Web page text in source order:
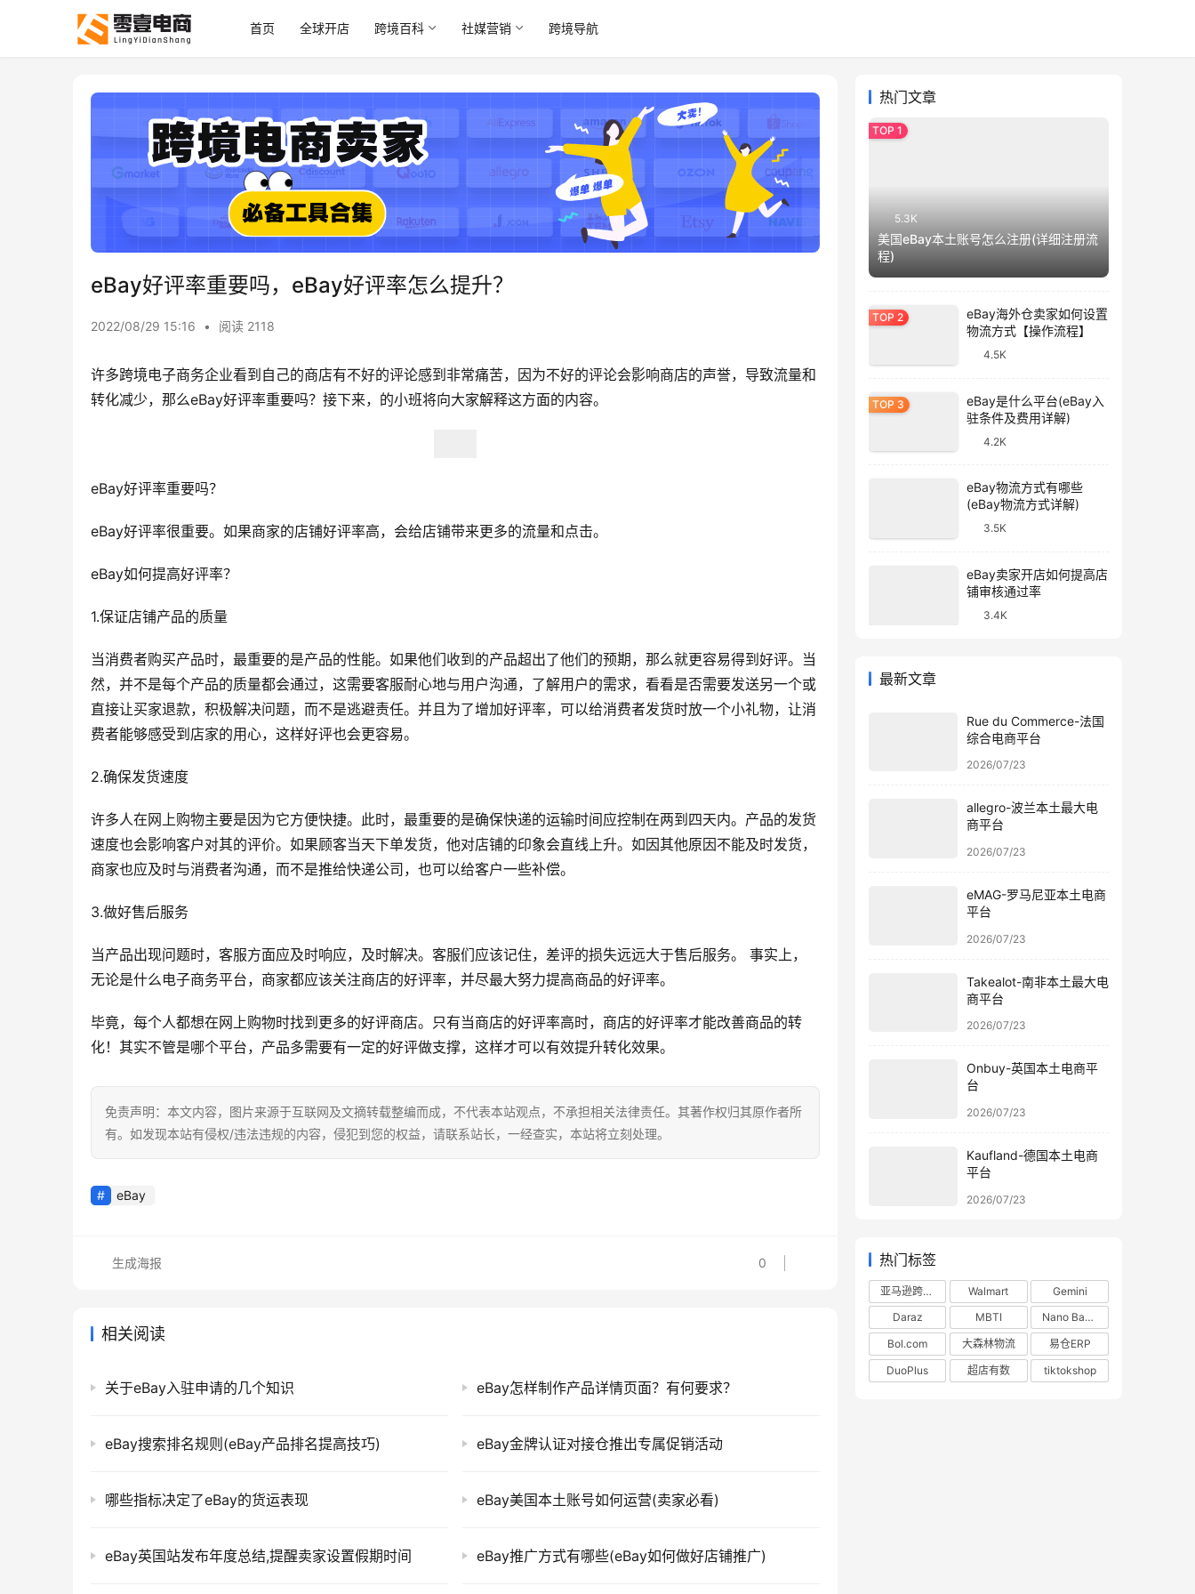
首页 全球开店 跨境百科 社媒营销 跨境导航
eBay好评率重要吗，eBay好评率怎么提升？
2022/08/29 15:16 • 阅读 2118
许多跨境电子商务企业看到自己的商店有不好的评论感到非常痛苦，因为不好的评论会影响商店的声誉，导致流量和
转化减少，那么eBay好评率重要吗？接下来，的小班将向大家解释这方面的内容。
eBay好评率重要吗？
eBay好评率很重要。如果商家的店铺好评率高，会给店铺带来更多的流量和点击。
eBay如何提高好评率？
1.保证店铺产品的质量
当消费者购买产品时，最重要的是产品的性能。如果他们收到的产品超出了他们的预期，那么就更容易得到好评。当
然，并不是每个产品的质量都会通过，这需要客服耐心地与用户沟通，了解用户的需求，看看是否需要发送另一个或
直接让买家退款，积极解决问题，而不是逃避责任。并且为了增加好评率，可以给消费者发货时放一个小礼物，让消
费者能够感受到店家的用心，这样好评也会更容易。
2.确保发货速度
许多人在网上购物主要是因为它方便快捷。此时，最重要的是确保快递的运输时间应控制在两到四天内。产品的发货
速度也会影响客户对其的评价。如果顾客当天下单发货，他对店铺的印象会直线上升。如因其他原因不能及时发货，
商家也应及时与消费者沟通，而不是推给快递公司，也可以给客户一些补偿。
3.做好售后服务
当产品出现问题时，客服方面应及时响应，及时解决。客服们应该记住，差评的损失远远大于售后服务。 事实上，
无论是什么电子商务平台，商家都应该关注商店的好评率，并尽最大努力提高商品的好评率。
毕竟，每个人都想在网上购物时找到更多的好评商店。只有当商店的好评率高时，商店的好评率才能改善商品的转
化！其实不管是哪个平台，产品多需要有一定的好评做支撑，这样才可以有效提升转化效果。
免责声明：本文内容，图片来源于互联网及文摘转载整编而成，不代表本站观点，不承担相关法律责任。其著作权归其原作者所
有。如发现本站有侵权/违法违规的内容，侵犯到您的权益，请联系站长，一经查实，本站将立刻处理。
eBay
0
生成海报
相关阅读
关于eBay入驻申请的几个知识 eBay怎样制作产品详情页面？有何要求？
eBay搜索排名规则(eBay产品排名提高技巧) eBay金牌认证对接仓推出专属促销活动
哪些指标决定了eBay的货运表现 eBay美国本土账号如何运营(卖家必看)
eBay英国站发布年度总结,提醒卖家设置假期时间 eBay推广方式有哪些(eBay如何做好店铺推广)
热门文章
5.3K
美国eBay本土账号怎么注册(详细注册流
程)
eBay海外仓卖家如何设置
物流方式【操作流程】
4.5K
eBay是什么平台(eBay入
驻条件及费用详解)
4.2K
eBay物流方式有哪些
(eBay物流方式详解)
3.5K
eBay卖家开店如何提高店
铺审核通过率
3.4K
最新文章
Rue du Commerce-法国
综合电商平台
2026/07/23
allegro-波兰本土最大电
商平台
2026/07/23
eMAG-罗马尼亚本土电商
平台
2026/07/23
Takealot-南非本土最大电
商平台
2026/07/23
Onbuy-英国本土电商平
台
2026/07/23
Kaufland-德国本土电商
平台
2026/07/23
热门标签
亚马逊跨境电商 Walmart
Gemini
Daraz
MBTI
Nano Banana
Bol.com
大森林物流
易仓ERP
DuoPlus
超店有数 tiktokshop